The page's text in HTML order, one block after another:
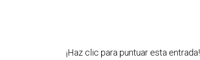
¡Haz clic para puntuar esta entrada!